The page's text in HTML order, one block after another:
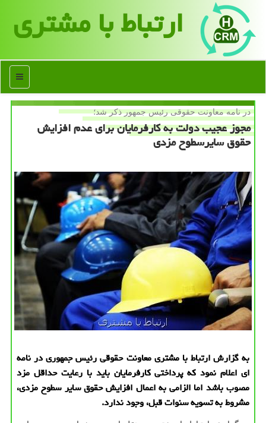
ارتباط با مشتری
منو
در نامه معاونت حقوقی رئیس جمهور ذكر شد؛
مجوز عجیب دولت به كارفرمایان برای عدم افزایش
حقوق سایرسطوح مزدی
به گزارش ارتباط با مشتری معاونت حقوقی رئیس جمهوری در نامه
ای اعلام نمود که پرداختی کارفرمایان باید با رعایت حداقل مزد
مصوب باشد اما الزامی به اعمال افزایش حقوق سایر سطوح مزدی،
مشروط به تسویه سنوات قبل، وجود ندارد.